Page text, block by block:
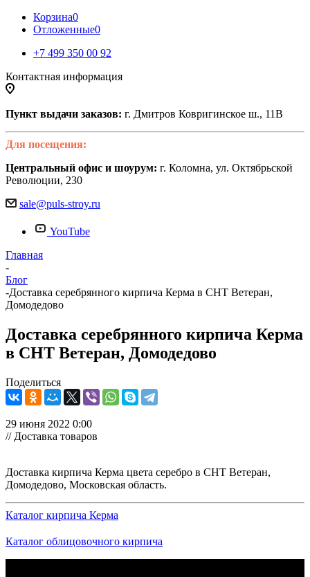
Корзина0
Отложенные0
+7 499 350 00 92
Контактная информация
Пункт выдачи заказов: г. Дмитров Ковригинское ш., 11В
Для посещения:
Центральный офис и шоурум: г. Коломна, ул. Октябрьской
Революции, 230
sale@puls-stroy.ru
YouTube
Главная
-
Блог
-Доставка серебрянного кирпича Керма в СНТ Ветеран,
Домодедово
Доставка серебрянного кирпича Керма
в СНТ Ветеран, Домодедово
Поделиться
29 июня 2022 0:00
// Доставка товаров
Доставка кирпича Керма цвета серебро в СНТ Ветеран,
Домодедово, Московская область.
Каталог кирпича Керма
Каталог облицовочного кирпича